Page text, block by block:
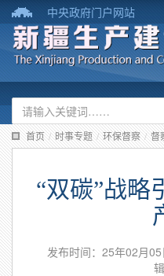
中央政府门户网站
首页 / 时事专题 / 环保督察 / 督
“双碳”战略
发布时间：25年02月05